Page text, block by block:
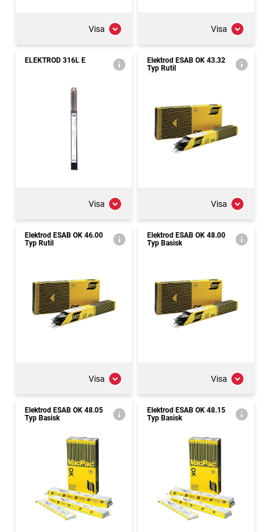
Visa Visa
ELEKTROD 316L E
Visa
Elektrod ESAB OK 43.32
Typ Rutil
Visa
Elektrod ESAB OK 46.00
Typ Rutil
Visa
Elektrod ESAB OK 48.00
Typ Basisk
Visa
Elektrod ESAB OK 48.05
Typ Basisk
Elektrod ESAB OK 48.15
Typ Basisk